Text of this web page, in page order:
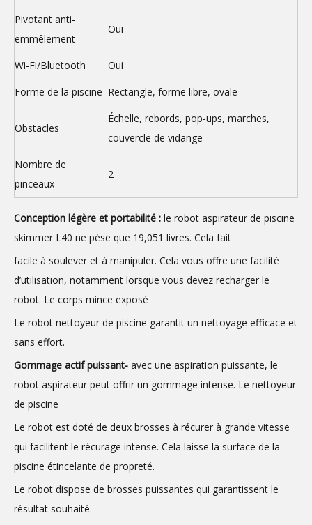
Pivotant anti-
emmêlement
Oui
Wi-Fi/Bluetooth
Oui
Forme de la piscine Rectangle, forme libre, ovale
Obstacles
Échelle, rebords, pop-ups, marches,
couvercle de vidange
Nombre de
pinceaux
2
Conception légère et portabilité : le robot aspirateur de piscine
skimmer L40 ne pèse que 19,051 livres. Cela fait
facile à soulever et à manipuler. Cela vous offre une facilité
d’utilisation, notamment lorsque vous devez recharger le
robot. Le corps mince exposé
Le robot nettoyeur de piscine garantit un nettoyage efficace et
sans effort.
Gommage actif puissant- avec une aspiration puissante, le
robot aspirateur peut offrir un gommage intense. Le nettoyeur
de piscine
Le robot est doté de deux brosses à récurer à grande vitesse
qui facilitent le récurage intense. Cela laisse la surface de la
piscine étincelante de propreté.
Le robot dispose de brosses puissantes qui garantissent le
résultat souhaité.